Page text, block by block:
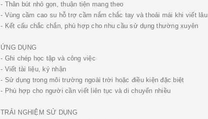
- Thân bút nhỏ gọn, thuận tiện mang theo
- Vùng cầm cao su hỗ trợ cầm nắm chắc tay và thoải mái khi viết lâu
- Kết cấu chắc chắn, phù hợp cho nhu cầu sử dụng thường xuyên
ỨNG DỤNG
- Ghi chép học tập và công việc
- Viết tài liệu, ký nhận
- Sử dụng trong môi trường ngoài trời hoặc điều kiện đặc biệt
- Phù hợp cho người cần viết liên tục và di chuyển nhiều
TRẢI NGHIỆM SỬ DỤNG